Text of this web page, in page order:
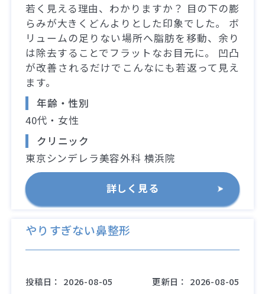
若く見える理由、わかりますか？ 目の下の膨
らみが大きくどんよりとした印象でした。 ボ
リュームの足りない場所へ脂肪を移動、余り
は除去することでフラットなお目元に。 凹凸
が改善されるだけでこんなにも若返って見え
ます。
年齢・性別
40代・女性
クリニック
東京シンデレラ美容外科 横浜院
詳しく見る
やりすぎない鼻整形
投稿日： 2026-08-05 更新日： 2026-08-05